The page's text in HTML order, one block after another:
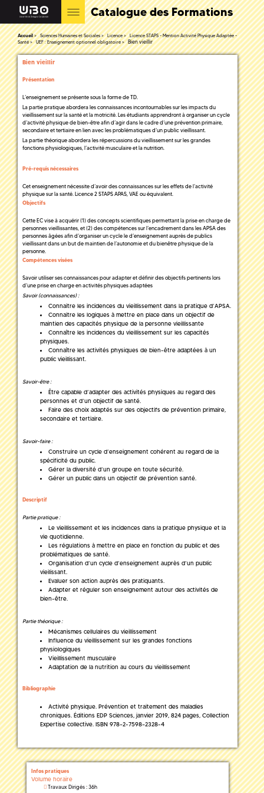
Catalogue des Formations
Accueil Sciences Humaines et Sociales Licence
Licence STAPS - Mention Activité Physique Adaptée -
Santé
UEF : Enseignement optionnel obligatoire Bien vieillir
Bien vieillir
Présentation
L’enseignement se présente sous la forme de TD.
La partie pratique abordera les connaissances incontournables sur les impacts du
vieillissement sur la santé et la motricité. Les étudiants apprendront à organiser un cycle
d’activité physique de bien-être afin d’agir dans le cadre d’une prévention primaire,
secondaire et tertiaire en lien avec les problématiques d’un public vieillissant.
La partie théorique abordera les répercussions du vieillissement sur les grandes
fonctions physiologiques, l’activité musculaire et la nutrition.
Pré-requis nécessaires
Cet enseignement nécessite d’avoir des connaissances sur les effets de l’activité
physique sur la santé. Licence 2 STAPS APAS, VAE ou équivalent.
Objectifs
Cette EC vise à acquérir (1) des concepts scientifiques permettant la prise en charge de
personnes vieillissantes, et (2) des compétences sur l’encadrement dans les APSA des
personnes âgées afin d’organiser un cycle le d’enseignement auprès de publics
vieillissant dans un but de maintien de l’autonomie et du bienêtre physique de la
personne.
Compétences visées
Savoir utiliser ses connaissances pour adapter et définir des objectifs pertinents lors
d’une prise en charge en activités physiques adaptées
Savoir (connaissances) :
Connaitre les incidences du vieillissement dans la pratique d’APSA.
Connaitre les logiques à mettre en place dans un objectif de
maintien des capacités physique de la personne vieillissante
Connaître les incidences du vieillissement sur les capacités
physiques.
Connaître les activités physiques de bien-être adaptées à un
public vieillissant.
Savoir-être :
Être capable d’adapter des activités physiques au regard des
personnes et d’un objectif de santé.
Faire des choix adaptés sur des objectifs de prévention primaire,
secondaire et tertiaire.
Savoir-faire :
Construire un cycle d’enseignement cohérent au regard de la
spécificité du public.
Gérer la diversité d’un groupe en toute sécurité.
Gérer un public dans un objectif de prévention santé.
Descriptif
Partie pratique :
Le vieillissement et les incidences dans la pratique physique et la
vie quotidienne.
Les régulations à mettre en place en fonction du public et des
problématiques de santé.
Organisation d’un cycle d’enseignement auprès d’un public
vieilissant.
Evaluer son action auprès des pratiquants.
Adapter et réguler son enseignement autour des activités de
bien-être.
Partie théorique :
Mécanismes cellulaires du vieillissement
Influence du vieillissement sur les grandes fonctions
physiologiques
Vieillissement musculaire
Adaptation de la nutrition au cours du vieillissement
Bibliographie
Activité physique. Prévention et traitement des maladies
chroniques. Éditions EDP Sciences, janvier 2019, 824 pages, Collection
Expertise collective. ISBN 978–2-7598–2328-4
Infos pratiques
Volume horaire
Travaux Dirigés : 36h